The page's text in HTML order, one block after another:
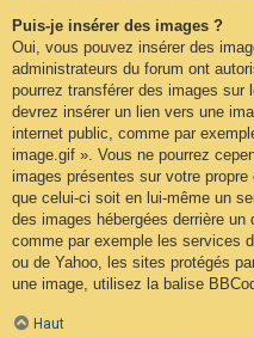
Puis-je insérer des images ?
Oui, vous pouvez insérer des
administrateurs du forum ont
pourrez transférer des images
devrez insérer un lien vers une
internet public, comme par
image.gif ». Vous ne pourrez
images présentes sur votre
que celui-ci soit en lui-même un
des images hébergées derrière un
comme par exemple les services
ou de Yahoo, les sites protégés
une image, utilisez la balise
Haut